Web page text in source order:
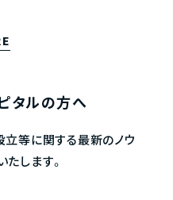
タルの方へ
立等に関する最新のノウ
します。